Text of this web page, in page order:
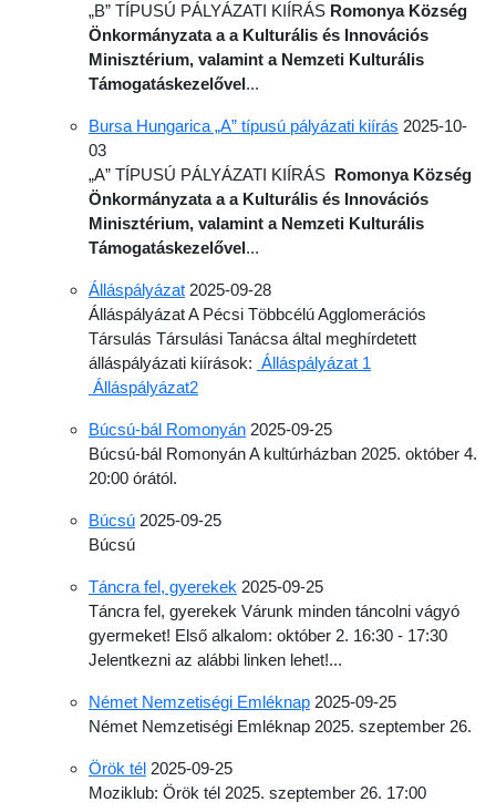
„B” TÍPUSÚ PÁLYÁZATI KIÍRÁS Romonya Község
Önkormányzata a a Kulturális és Innovációs
Minisztérium, valamint a Nemzeti Kulturális
Támogatáskezelővel...
Bursa Hungarica „A” típusú pályázati kiírás 2025-10-
03
„A” TÍPUSÚ PÁLYÁZATI KIÍRÁS Romonya Község
Önkormányzata a a Kulturális és Innovációs
Minisztérium, valamint a Nemzeti Kulturális
Támogatáskezelővel...
Álláspályázat 2025-09-28
Álláspályázat A Pécsi Többcélú Agglomerációs
Társulás Társulási Tanácsa által meghírdetett
álláspályázati kiírások: Álláspályázat 1
Álláspályázat2
Búcsú-bál Romonyán 2025-09-25
Búcsú-bál Romonyán A kultúrházban 2025. október 4.
20:00 órától.
Búcsú 2025-09-25
Búcsú
Táncra fel, gyerekek 2025-09-25
Táncra fel, gyerekek Várunk minden táncolni vágyó
gyermeket! Első alkalom: október 2. 16:30 - 17:30
Jelentkezni az alábbi linken lehet!...
Német Nemzetiségi Emléknap 2025-09-25
Német Nemzetiségi Emléknap 2025. szeptember 26.
Örök tél 2025-09-25
Moziklub: Örök tél 2025. szeptember 26. 17:00